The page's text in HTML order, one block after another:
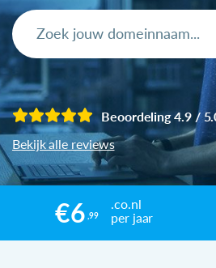
Beoordeling 4.9 /
Bekijk alle reviews
€6 ,99
.co.nl
per jaar